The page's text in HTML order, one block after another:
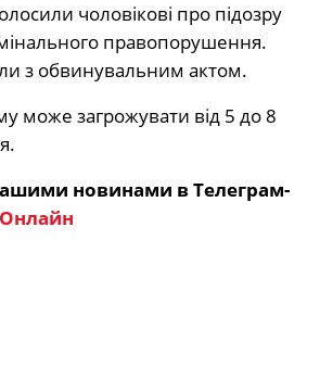
чоловікові про підозру
правопорушення.
з обвинувальним актом.
може загрожувати від 5 до 8
новинами в Телеграм-